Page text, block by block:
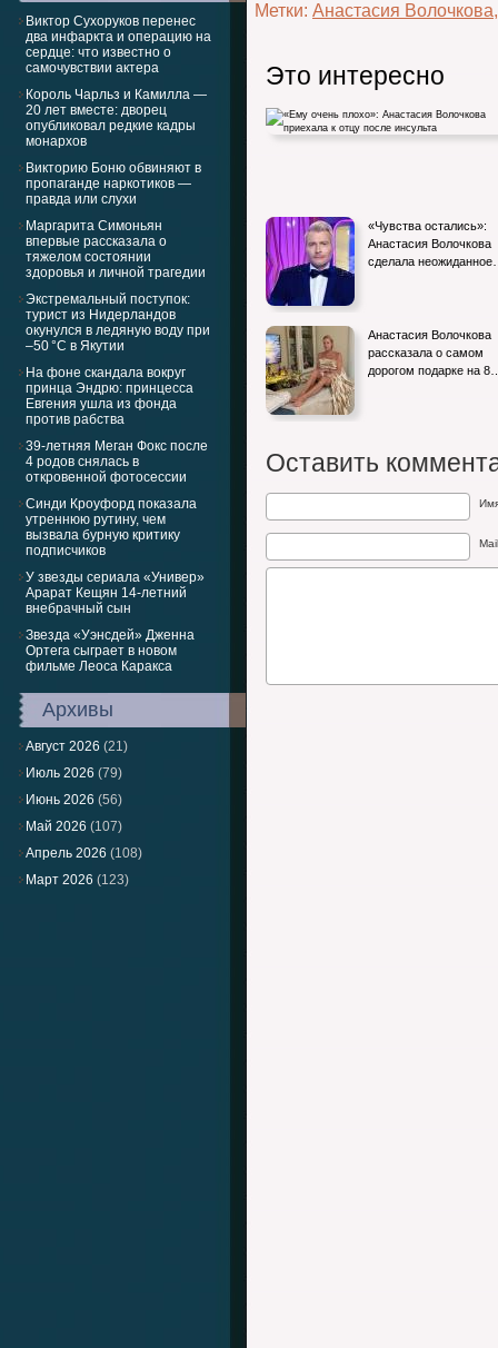
Виктор Сухоруков перенес
два инфаркта и операцию на
сердце: что известно о
самочувствии актера
Король Чарльз и Камилла —
20 лет вместе: дворец
опубликовал редкие кадры
монархов
Викторию Боню обвиняют в
пропаганде наркотиков —
правда или слухи
Маргарита Симоньян
впервые рассказала о
тяжелом состоянии
здоровья и личной трагедии
Экстремальный поступок:
турист из Нидерландов
окунулся в ледяную воду при
–50 °C в Якутии
На фоне скандала вокруг
принца Эндрю: принцесса
Евгения ушла из фонда
против рабства
39-летняя Меган Фокс после
4 родов снялась в
откровенной фотосессии
Синди Кроуфорд показала
утреннюю рутину, чем
вызвала бурную критику
подписчиков
У звезды сериала «Универ»
Арарат Кещян 14-летний
внебрачный сын
Звезда «Уэнсдей» Дженна
Ортега сыграет в новом
фильме Леоса Каракса
Архивы
Август 2026 (21)
Июль 2026 (79)
Июнь 2026 (56)
Май 2026 (107)
Апрель 2026 (108)
Март 2026 (123)
Метки: Анастасия Волочкова
Это интересно
«Ему очень плохо»: Анастасия
приехала к отцу после…
«Чувства остались»:
Анастасия Волочкова
сделала
Анастасия Волочкова
рассказала о самом
дорогом подарке на
Оставить